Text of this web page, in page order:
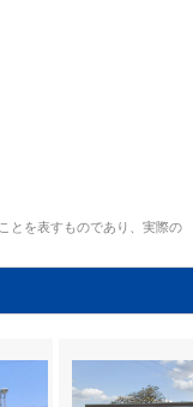
とを表すものであり、実際の